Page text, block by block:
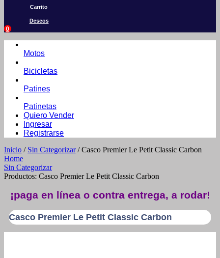
Carrito
Deseos
0
Motos
Bicicletas
Patines
Patinetas
Quiero Vender
Ingresar
Registrarse
Inicio / Sin Categorizar/ Casco Premier Le Petit Classic Carbon
Home
Sin Categorizar
Productos: Casco Premier Le Petit Classic Carbon
¡paga en línea o contra entrega, a rodar!
Casco Premier Le Petit Classic Carbon